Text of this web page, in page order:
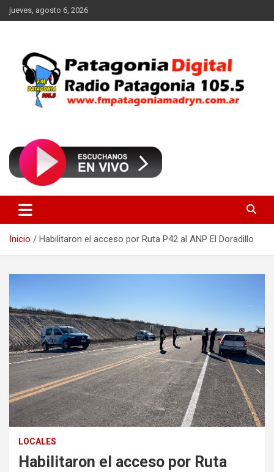
Saltar
al
jueves, agosto 6, 2026
FM Patagonia Madryn
Inicio Habilitaron el acceso por Ruta P42 al ANP El Doradillo
LOCALES
Habilitaron el acceso por Ruta